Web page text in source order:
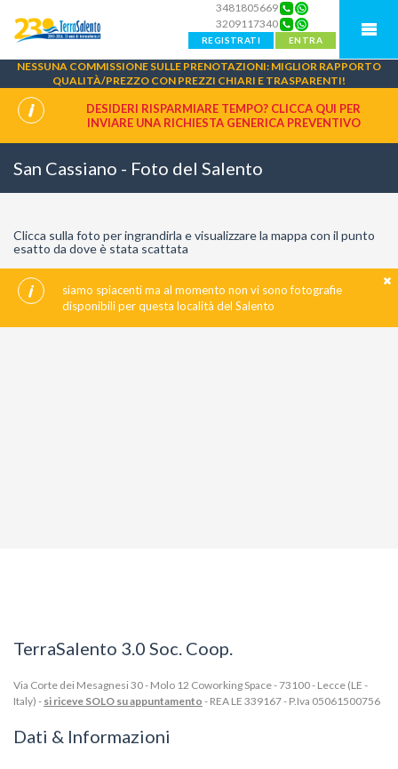
3481805669
3209117340
REGISTRATI ENTRA
NESSUNA COMMISSIONE SULLE PRENOTAZIONI: MIGLIOR RAPPORTO
QUALITÀ/PREZZO CON PREZZI CHIARI E TRASPARENTI!
DESIDERI RISPARMIARE TEMPO? CLICCA QUI PER
INVIARE UNA RICHIESTA GENERICA PREVENTIVO
San Cassiano - Foto del Salento
Clicca sulla foto per ingrandirla e visualizzare la mappa con il punto
esatto da dove è stata scattata
siamo spiacenti ma al momento non vi sono fotografie
disponibili per questa località del Salento
TerraSalento 3.0 Soc. Coop.
Via Corte dei Mesagnesi 30 - Molo 12 Coworking Space - 73100 - Lecce (LE -
Italy) - si riceve SOLO su appuntamento - REA LE 339167 - P.Iva 05061500756
Dati & Informazioni